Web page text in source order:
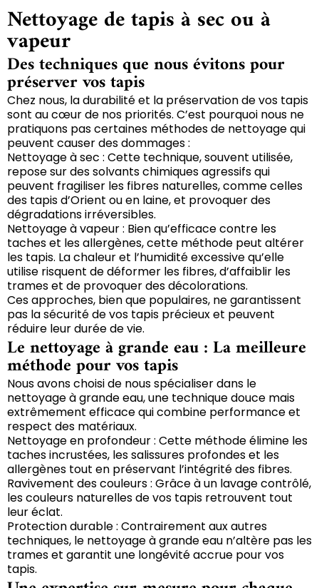
Nettoyage de tapis à sec ou à
vapeur
Des techniques que nous évitons pour
préserver vos tapis
Chez nous, la durabilité et la préservation de vos tapis
sont au cœur de nos priorités. C’est pourquoi nous ne
pratiquons pas certaines méthodes de nettoyage qui
peuvent causer des dommages :
Nettoyage à sec : Cette technique, souvent utilisée,
repose sur des solvants chimiques agressifs qui
peuvent fragiliser les fibres naturelles, comme celles
des tapis d’Orient ou en laine, et provoquer des
dégradations irréversibles.
Nettoyage à vapeur : Bien qu’efficace contre les
taches et les allergènes, cette méthode peut altérer
les tapis. La chaleur et l’humidité excessive qu’elle
utilise risquent de déformer les fibres, d’affaiblir les
trames et de provoquer des décolorations.
Ces approches, bien que populaires, ne garantissent
pas la sécurité de vos tapis précieux et peuvent
réduire leur durée de vie.
Le nettoyage à grande eau : La meilleure
méthode pour vos tapis
Nous avons choisi de nous spécialiser dans le
nettoyage à grande eau, une technique douce mais
extrêmement efficace qui combine performance et
respect des matériaux.
Nettoyage en profondeur : Cette méthode élimine les
taches incrustées, les salissures profondes et les
allergènes tout en préservant l’intégrité des fibres.
Ravivement des couleurs : Grâce à un lavage contrôlé,
les couleurs naturelles de vos tapis retrouvent tout
leur éclat.
Protection durable : Contrairement aux autres
techniques, le nettoyage à grande eau n’altère pas les
trames et garantit une longévité accrue pour vos
tapis.